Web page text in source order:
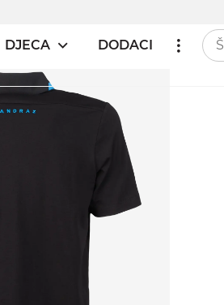
DJECA DODACI